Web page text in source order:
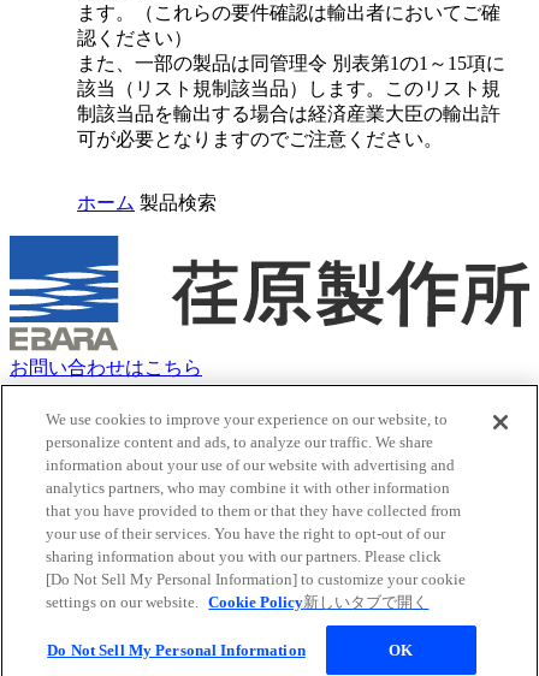
ます。（これらの要件確認は輸出者においてご確
認ください）
また、一部の製品は同管理令 別表第1の1～15項に
該当（リスト規制該当品）します。このリスト規
制該当品を輸出する場合は経済産業大臣の輸出許
可が必要となりますのでご注意ください。
ホーム 製品検索
お問い合わせはこちら
クッキーポリシー
サイトマップ
サイトのご利用にあたって
荏原グループ 個人情報保護方針（プライバシーポリシー）
ソーシャルメディアポリシー
ウェブアクセシビリティポリシー
Youtube 新しいタブで開く
新しいタブで開く
Facebook
新しいタブで開く
© EBARA CORPORATION. All rights reserved.
We use cookies to improve your experience on our website, to
personalize content and ads, to analyze our traffic. We share
information about your use of our website with advertising and
analytics partners, who may combine it with other information
that you have provided to them or that they have collected from
your use of their services. You have the right to opt-out of our
sharing information about you with our partners. Please click
[Do Not Sell My Personal Information] to customize your cookie
settings on our website. Cookie Policy新しいタブで開く
Do Not Sell My Personal Information OK